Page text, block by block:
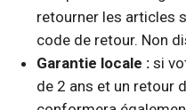
retourner les articles
code de retour. Non
Garantie locale :si
de 2 ans et un retour